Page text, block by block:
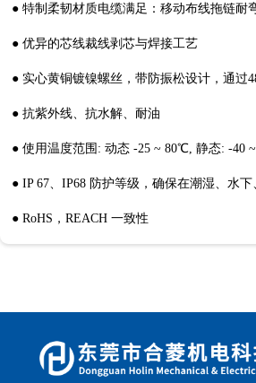
● 特制柔韧材质电缆满足：移动布线拖链耐
● 优异的芯线裁线剥芯与焊接工艺
● 实心黄铜镀镍螺丝，带防振松设计，通过
● 抗紫外线、抗水解、耐油
● 使用温度范围: 动态 -25 ~ 80℃, 静态: -40
● IP 67、IP68 防护等级，确保在潮湿、水
● RoHS，REACH 一致性